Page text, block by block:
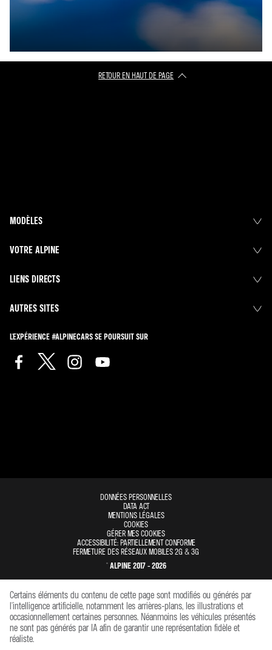
RETOUR EN HAUT DE PAGE​
MODÈLES
VOTRE ALPINE
LIENS DIRECTS
AUTRES SITES
L'EXPÉRIENCE #ALPINECARS SE POURSUIT SUR
DONNÉES PERSONNELLES
DATA ACT
MENTIONS LÉGALES
COOKIES
GÉRER MES COOKIES
ACCESSIBILITÉ: PARTIELLEMENT CONFORME
FERMETURE DES RÉSEAUX MOBILES 2G & 3G
© ALPINE 2017 - 2026
Certains éléments du contenu de cette page sont modifiés ou générés par
l'intelligence artificielle, notamment les arrières-plans, les illustrations et
occasionnellement certaines personnes. Néanmoins les véhicules présentés
ne sont pas générés par IA afin de garantir une représentation fidèle et
réaliste.